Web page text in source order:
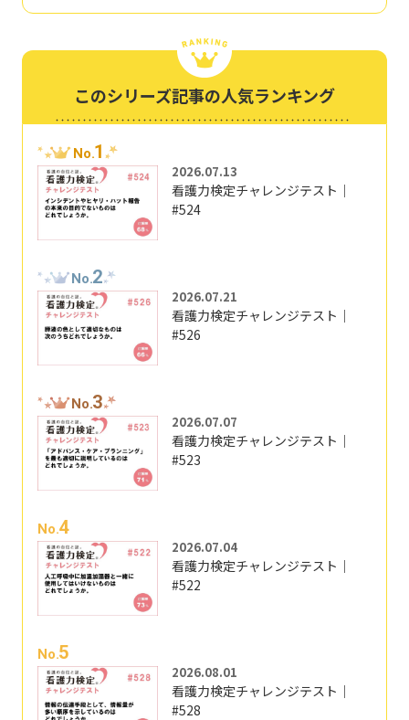
このシリーズ記事の人気ランキング
No.1
2026.07.13
看護力検定チャレンジテスト｜
#524
No.2
2026.07.21
看護力検定チャレンジテスト｜
#526
No.3
2026.07.07
看護力検定チャレンジテスト｜
#523
No.4
2026.07.04
看護力検定チャレンジテスト｜
#522
No.5
2026.08.01
看護力検定チャレンジテスト｜
#528